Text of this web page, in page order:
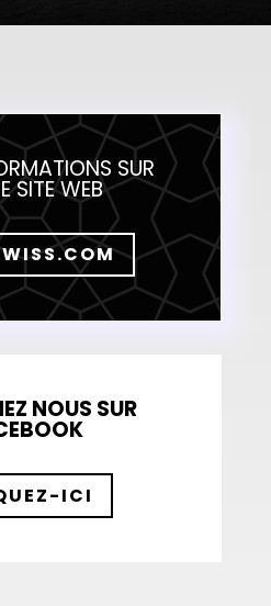
SUR
SITE WEB
NOUS SUR
ICI